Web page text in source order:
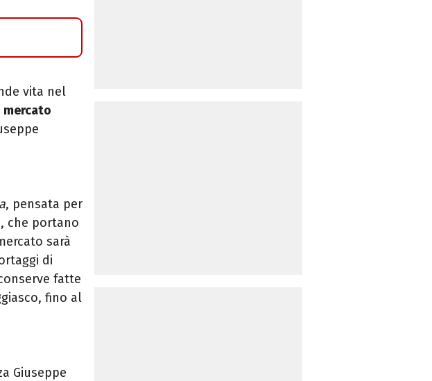
vita nel
mercato
, pensata per
, che portano
sarà
di
fatte
fino al
Giuseppe